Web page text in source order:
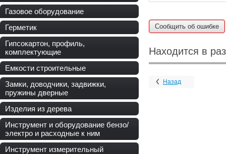
Газовое оборудование
Герметик
Гипсокартон, профиль,
комплектующие
Емкости строительные
Замки, доводчики, задвижки,
пружины дверные
Изделия из дерева
Инструмент и оборудование бензо/
электро и расходные к ним
Инструмент измерительный
Сообщить об ошибке
Находится в
Назад